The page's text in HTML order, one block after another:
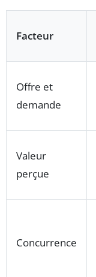
Facteur
Offre et
demande
Valeur
perçue
Concurrence